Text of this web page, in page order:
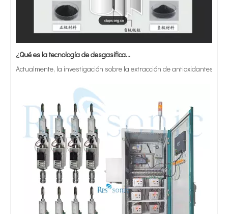
¿Qué es la tecnología de desgasificación de lodos de baterías ultrasónicas?
Actualmente, la investigación sobre la extracción de antioxidantes y